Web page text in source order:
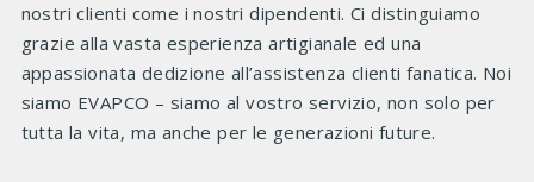
nostri clienti come i nostri dipendenti. Ci distinguiamo
grazie alla vasta esperienza artigianale ed una
appassionata dedizione all’assistenza clienti fanatica. Noi
siamo EVAPCO – siamo al vostro servizio, non solo per
tutta la vita, ma anche per le generazioni future.